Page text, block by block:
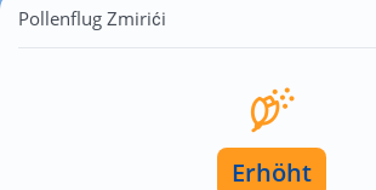
Pollenflug Zmirići
Erhöht